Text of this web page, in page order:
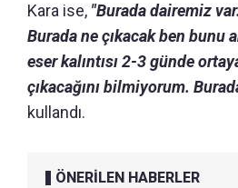
Kara ise, "Burada dairemiz
Burada ne çıkacak ben bunu
eser kalıntısı 2-3 günde
çıkacağını bilmiyorum.
kullandı.
ÖNERİLEN HABERLER